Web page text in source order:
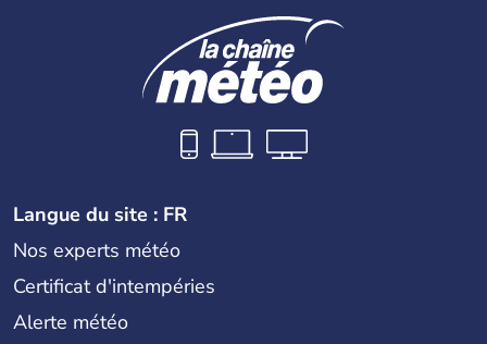
Langue du site : FR
Nos experts météo
Certificat d'intempéries
Alerte météo